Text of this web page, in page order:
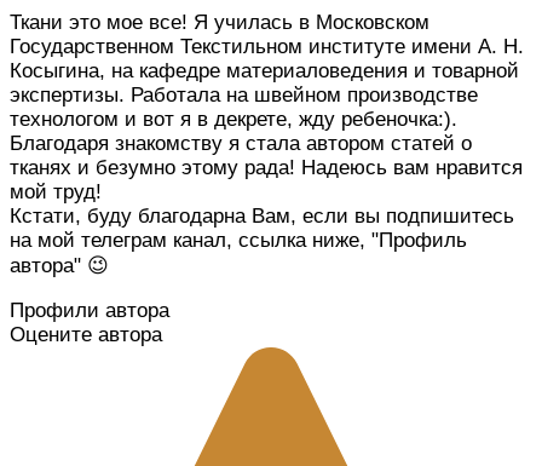
Ткани это мое все! Я училась в Московском
Государственном Текстильном институте имени А. Н.
Косыгина, на кафедре материаловедения и товарной
экспертизы. Работала на швейном производстве
технологом и вот я в декрете, жду ребеночка:).
Благодаря знакомству я стала автором статей о
тканях и безумно этому рада! Надеюсь вам нравится
мой труд!
Кстати, буду благодарна Вам, если вы подпишитесь
на мой телеграм канал, ссылка ниже, "Профиль
автора" 😉
Профили автора
Оцените автора